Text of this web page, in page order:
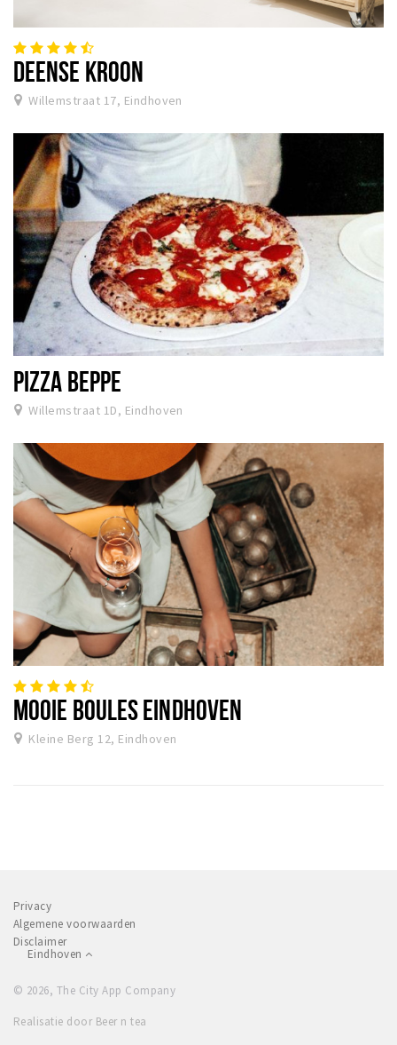
DEENSE KROON
Willemstraat 17, Eindhoven
PIZZA BEPPE
Willemstraat 1D, Eindhoven
MOOIE BOULES EINDHOVEN
Kleine Berg 12, Eindhoven
Privacy
Algemene voorwaarden
Disclaimer
Eindhoven
© 2026, The City App Company
Realisatie door Beer n tea